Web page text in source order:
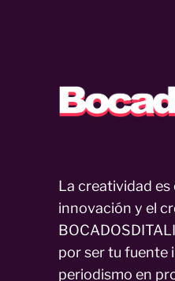
La creatividad es
innovación y el
por ser tu fuente
periodismo en